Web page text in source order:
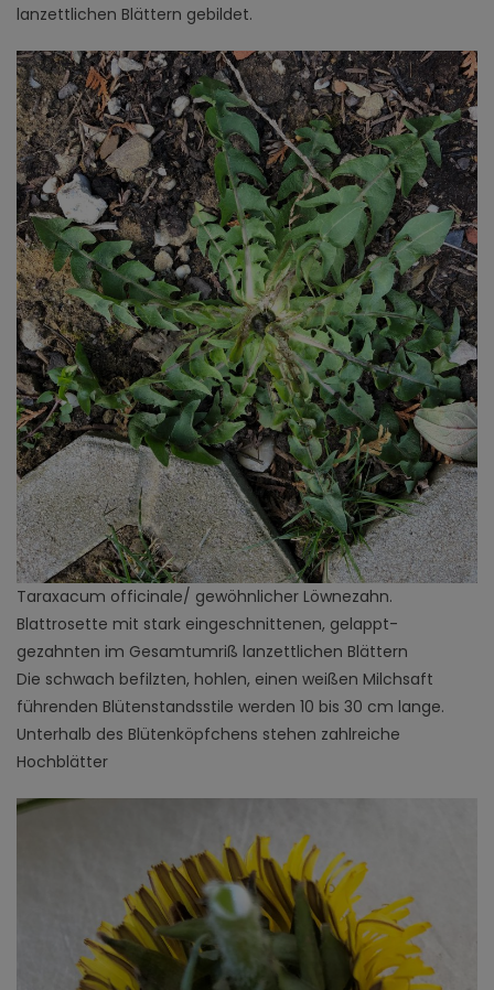
lanzettlichen Blättern gebildet.
Taraxacum officinale/ gewöhnlicher Löwnezahn.
Blattrosette mit stark eingeschnittenen, gelappt-
gezahnten im Gesamtumriß lanzettlichen Blättern
Die schwach befilzten, hohlen, einen weißen Milchsaft
führenden Blütenstandsstile werden 10 bis 30 cm lange.
Unterhalb des Blütenköpfchens stehen zahlreiche
Hochblätter